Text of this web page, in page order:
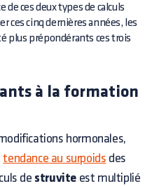
de ces deux types de calculs
ces cinq dernières années, les
plus prépondérants ces trois
à la formation
hormonales,
tendance au surpoids des
de struvite est multiplié